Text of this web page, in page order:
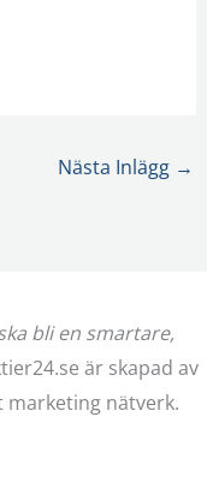
Nästa Inlägg →
bli en smartare,
är skapad av
marketing nätverk.